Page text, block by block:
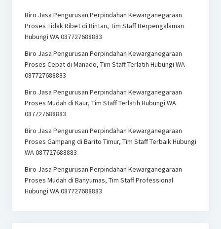
Biro Jasa Pengurusan Perpindahan Kewarganegaraan
Proses Tidak Ribet di Bintan, Tim Staff Berpengalaman
Hubungi WA 087727688883
Biro Jasa Pengurusan Perpindahan Kewarganegaraan
Proses Cepat di Manado, Tim Staff Terlatih Hubungi WA
087727688883
Biro Jasa Pengurusan Perpindahan Kewarganegaraan
Proses Mudah di Kaur, Tim Staff Terlatih Hubungi WA
087727688883
Biro Jasa Pengurusan Perpindahan Kewarganegaraan
Proses Gampang di Barito Timur, Tim Staff Terbaik Hubungi
WA 087727688883
Biro Jasa Pengurusan Perpindahan Kewarganegaraan
Proses Mudah di Banyumas, Tim Staff Professional
Hubungi WA 087727688883